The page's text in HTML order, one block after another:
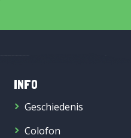
INFO
Geschiedenis
Colofon